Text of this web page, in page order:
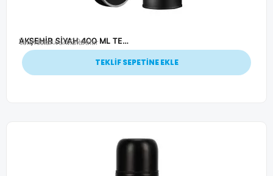
AKŞEHİR SİYAH 400 ML TERMOS
Ürün Kodu: 26096
Termoslar ve Mataralar
TEKLİF SEPETİNE EKLE